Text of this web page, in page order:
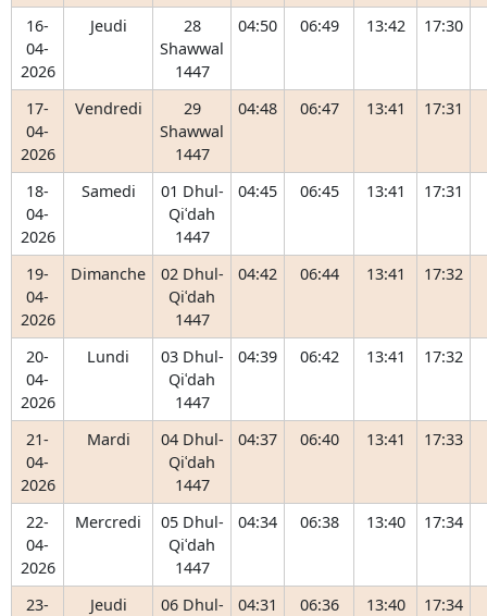
16-
04-
2026
Jeudi
28
Shawwal
1447
04:50 06:49 13:42 17:30
17-
04-
2026
Vendredi
29
Shawwal
1447
04:48 06:47 13:41 17:31
18-
04-
2026
Samedi
01 Dhul-
Qiʿdah
1447
04:45 06:45 13:41 17:31
19-
04-
2026
Dimanche
02 Dhul-
Qiʿdah
1447
04:42 06:44 13:41 17:32
20-
04-
2026
Lundi
03 Dhul-
Qiʿdah
1447
04:39 06:42 13:41 17:32
21-
04-
2026
Mardi
04 Dhul-
Qiʿdah
1447
04:37 06:40 13:41 17:33
22-
04-
2026
Mercredi
05 Dhul-
Qiʿdah
1447
04:34 06:38 13:40 17:34
23-
Jeudi
06 Dhul-
04:31 06:36 13:40 17:34